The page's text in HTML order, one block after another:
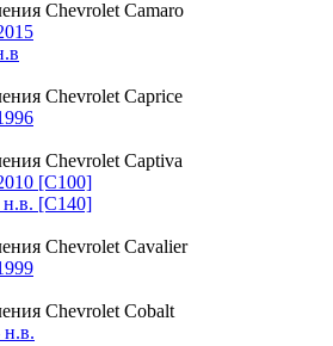
Chevrolet Camaro
Chevrolet Caprice
Chevrolet Captiva
[C100]
н.в. [C140]
Chevrolet Cavalier
Chevrolet Cobalt
н.в.